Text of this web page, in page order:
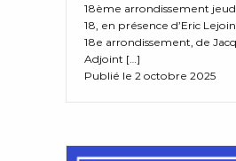
18ème arrondissement
18, en présence d’Eric
18e arrondissement, de
Adjoint […]
Publié le 2 octobre 2025